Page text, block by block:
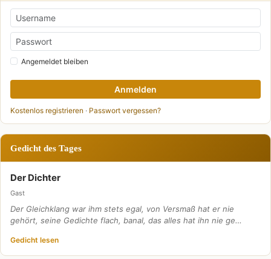
Angemeldet bleiben
Anmelden
Kostenlos registrieren · Passwort vergessen?
Gedicht des Tages
Der Dichter
Gast
Der Gleichklang war ihm stets egal, von Versmaß hat er nie
gehört, seine Gedichte flach, banal, das alles hat ihn nie ge…
Gedicht lesen